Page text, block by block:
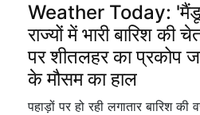
Weather Today:
राज्यों में भारी बारिश की
पर शीतलहर का प्रकोप
के मौसम का हाल
पहाड़ों पर हो रही लगातार बारिश